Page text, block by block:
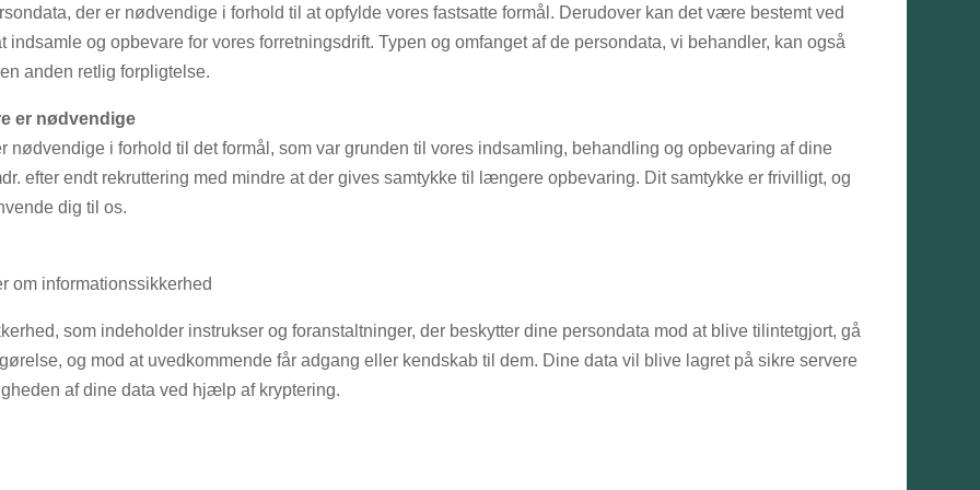
der er nødvendige i forhold til at opfylde vores fastsatte formål. Derudover kan det være bestemt ved
og opbevare for vores forretningsdrift. Typen og omfanget af de persondata, vi behandler, kan også
anden retlig forpligtelse.
er nødvendige
i forhold til det formål, som var grunden til vores indsamling, behandling og opbevaring af dine
efter endt rekruttering med mindre at der gives samtykke til længere opbevaring. Dit samtykke er frivilligt, og
dig til os.
om informationssikkerhed
som indeholder instrukser og foranstaltninger, der beskytter dine persondata mod at blive tilintetgjort, gå
og mod at uvedkommende får adgang eller kendskab til dem. Dine data vil blive lagret på sikre servere
af dine data ved hjælp af kryptering.